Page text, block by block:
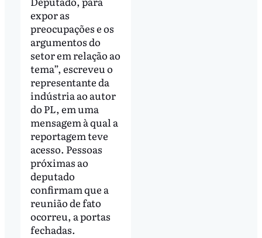
expor as
preocupações e os
argumentos do
setor em relação ao
tema”, escreveu o
representante da
indústria ao autor
do PL, em uma
mensagem à qual a
reportagem teve
acesso. Pessoas
próximas ao
deputado
confirmam que a
reunião de fato
ocorreu, a portas
fechadas.